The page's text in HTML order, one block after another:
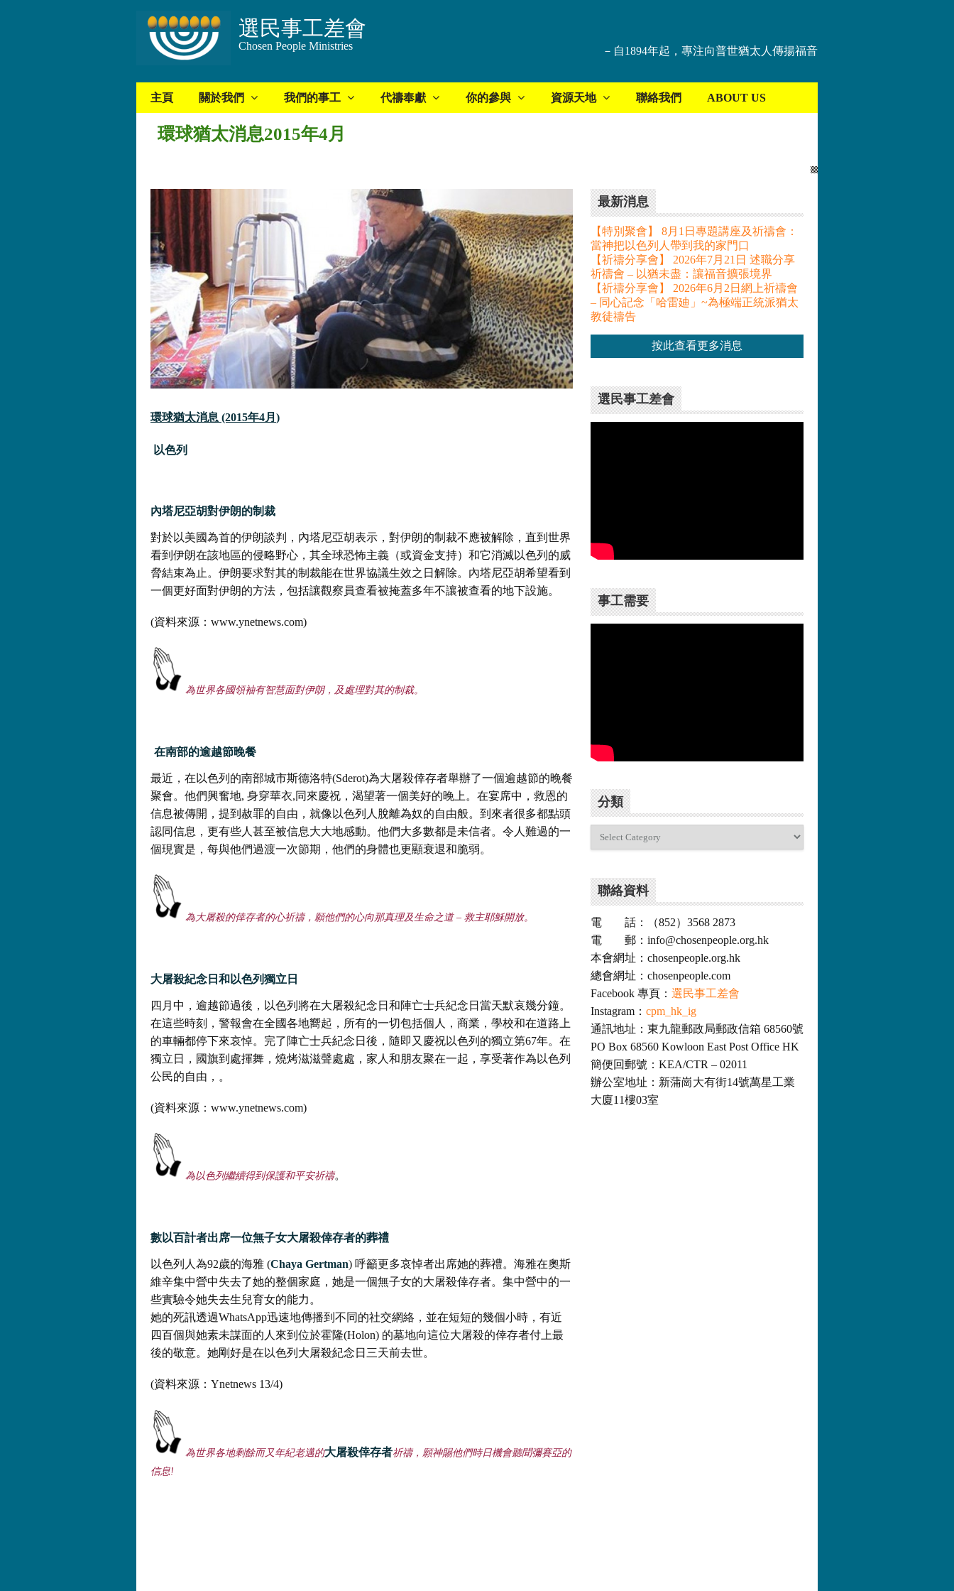
選民事工差會
Chosen People Ministries －自1894年起，專注向普世猶太人傳揚福音
主頁 關於我們 我們的事工 代禱奉獻 你的參與 資源天地 聯絡我們 ABOUT US
環球猶太消息2015年4月
環球猶太消息 (2015年4月 )
以色列
內塔尼亞胡對伊朗的制裁
對於以美國為首的伊朗談判，內塔尼亞胡表示，對伊朗的制裁不應被解除，直到世界
看到伊朗在該地區的侵略野心，其全球恐怖主義（或資金支持）和它消滅以色列的威
脅結束為止。伊朗要求對其的制裁能在世界協議生效之日解除。內塔尼亞胡希望看到
一個更好面對伊朗的方法，包括讓觀察員查看被掩蓋多年不讓被查看的地下設施。
(資料來源：www.ynetnews.com)
為世界各國領袖有智慧面對伊朗，及處理對其的制裁。
在南部的逾越節晚餐
最近，在以色列的南部城市斯德洛特(Sderot)為大屠殺倖存者舉辦了一個逾越節的晚餐
聚會。他們興奮地, 身穿華衣,同來慶祝，渴望著一個美好的晚上。在宴席中，救恩的
信息被傳開，提到赦罪的自由，就像以色列人脫離為奴的自由般。到來者很多都點頭
認同信息，更有些人甚至被信息大大地感動。他們大多數都是未信者。令人難過的一
個現實是，每與他們過渡一次節期，他們的身體也更顯衰退和脆弱。
為大屠殺的倖存者的心祈禱，願他們的心向那真理及生命之道 – 救主耶穌開放。
大屠殺紀念日和 以色列獨立日
四月中，逾越節過後，以色列將在大屠殺紀念日和陣亡士兵紀念日當天默哀幾分鐘。
在這些時刻，警報會在全國各地嚮起，所有的一切包括個人，商業，學校和在道路上
的車輛都停下來哀悼。完了陣亡士兵紀念日後，隨即又慶祝以色列的獨立第67年。在
獨立日，國旗到處揮舞，燒烤滋滋聲處處，家人和朋友聚在一起，享受著作為以色列
公民的自由，。
(資料來源：www.ynetnews.com)
為以色列繼續得到保護和平安祈禱。
數以百計者出席一位無子女大屠殺倖存者的葬禮
以色列人為92歲的海雅 (Chaya Gertman) 呼籲更多哀悼者出席她的葬禮。海雅在奧斯
維辛集中營中失去了她的整個家庭，她是一個無子女的大屠殺倖存者。集中營中的一
些實驗令她失去生兒育女的能力。
她的死訊透過WhatsApp迅速地傳播到不同的社交網絡，並在短短的幾個小時，有近
四百個與她素未謀面的人來到位於霍隆(Holon) 的墓地向這位大屠殺的倖存者付上最
後的敬意。她剛好是在以色列大屠殺紀念日三天前去世。
(資料來源：Ynetnews 13/4)
為世界各地剩餘而又年紀老邁的大屠殺倖存者祈禱，願神賜他們時日機會聽聞彌賽亞的
信息!
最新消息
【特別聚會】 8月1日專題講座及祈禱會：
當神把以色列人帶到我的家門口
【祈禱分享會】 2026年7月21日 述職分享
祈禱會 – 以猶未盡：讓福音擴張境界
【祈禱分享會】 2026年6月2日網上祈禱會
– 同心記念「哈雷廸」~為極端正統派猶太
教徒禱告
按此查看更多消息
選民事工差會
事工需要
分類
聯絡資料
電 話：（852）3568 2873
電 郵：info@chosenpeople.org.hk
本會網址：chosenpeople.org.hk
總會網址：chosenpeople.com
Facebook 專頁： 選民事工差會
Instagram： cpm_hk_ig
通訊地址：東九龍郵政局郵政信箱 68560號
PO Box 68560 Kowloon East Post Office HK
簡便回郵號：KEA/CTR – 02011
辦公室地址：新蒲崗大有街14號萬星工業
大廈11樓03室